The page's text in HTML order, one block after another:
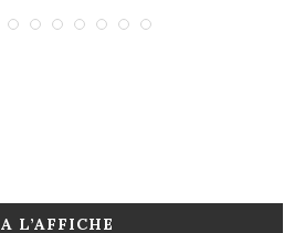
A L’AFFICHE